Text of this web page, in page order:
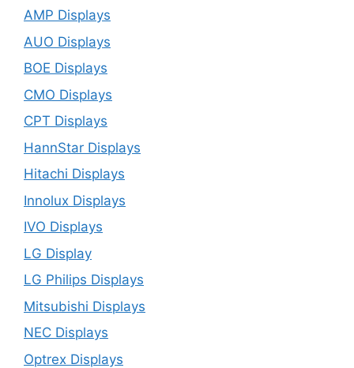
AMP Displays
AUO Displays
BOE Displays
CMO Displays
CPT Displays
HannStar Displays
Hitachi Displays
Innolux Displays
IVO Displays
LG Display
LG Philips Displays
Mitsubishi Displays
NEC Displays
Optrex Displays